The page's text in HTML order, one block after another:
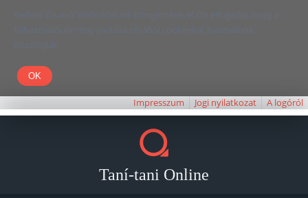
Kedves Olvasó! Weboldalunk böngészésével Ön elfogadja, hogy a
felhasználói élmény javítása céljából cookie-kat használunk.
Köszönjük!
Impresszum Jogi nyilatkozat A logóról
Taní-tani Online